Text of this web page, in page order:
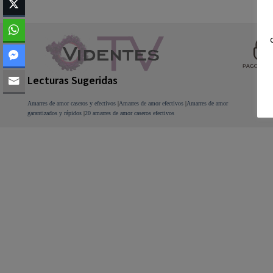
Footer
Lecturas Sugeridas
Amarres de amor caseros y efectivos |Amarres de amor efectivos |Amarres de amor
garantizados y rápidos |20 amarres de amor caseros efectivos